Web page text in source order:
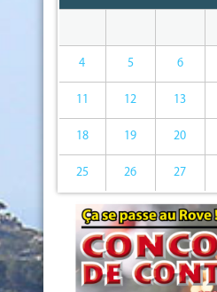
4 5 6
11 12 13
18 19 20
25 26 27